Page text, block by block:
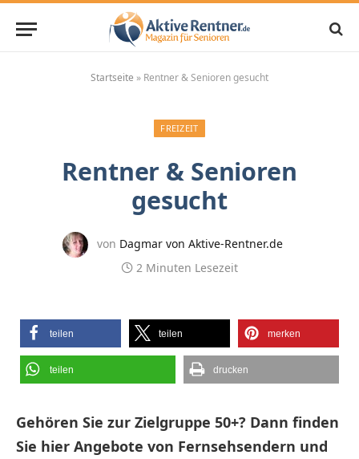
Startseite » Rentner & Senioren gesucht
FREIZEIT
Rentner & Senioren
gesucht
von Dagmar von Aktive-Rentner.de
2 Minuten Lesezeit
teilen teilen merken
teilen drucken
Gehören Sie zur Zielgruppe 50+? Dann finden
Sie hier Angebote von Fernsehsendern und